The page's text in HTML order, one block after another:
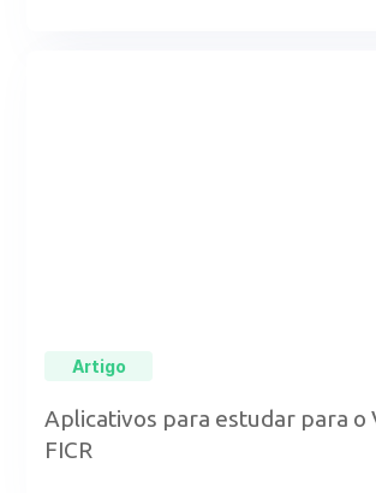
Artigo
Aplicativos para estudar para o
FICR